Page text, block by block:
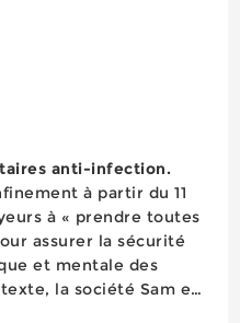
anti-infection.
à partir du 11
à « prendre toutes
assurer la sécurité
et mentale des
la société Sam en